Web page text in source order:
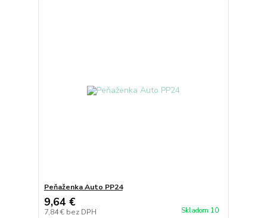
Peňaženka Auto PP24
9,64 €
7,84 € bez DPH Skladom 10